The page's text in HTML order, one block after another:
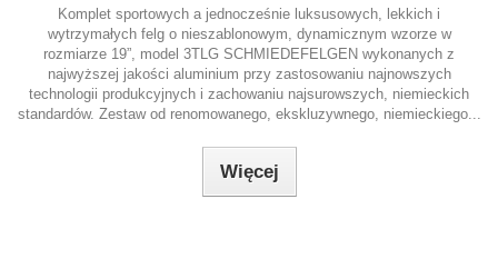
Komplet sportowych a jednocześnie luksusowych, lekkich i
wytrzymałych felg o nieszablonowym, dynamicznym wzorze w
rozmiarze 19”, model 3TLG SCHMIEDEFELGEN wykonanych z
najwyższej jakości aluminium przy zastosowaniu najnowszych
technologii produkcyjnych i zachowaniu najsurowszych, niemieckich
standardów. Zestaw od renomowanego, ekskluzywnego, niemieckiego...
Więcej